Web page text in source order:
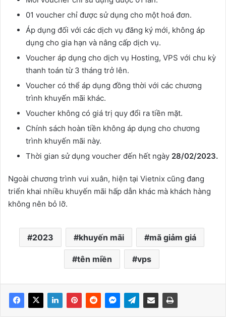
01 voucher chỉ được sử dụng cho một hoá đơn.
Áp dụng đối với các dịch vụ đăng ký mới, không áp
dụng cho gia hạn và nâng cấp dịch vụ.
Voucher áp dụng cho dịch vụ Hosting, VPS với chu kỳ
thanh toán từ 3 tháng trở lên.
Voucher có thể áp dụng đồng thời với các chương
trình khuyến mãi khác.
Voucher không có giá trị quy đổi ra tiền mặt.
Chính sách hoàn tiền không áp dụng cho chương
trình khuyến mãi này.
Thời gian sử dụng voucher đến hết ngày 28/02/2023.
Ngoài chương trình vui xuân, hiện tại Vietnix cũng đang
triển khai nhiều khuyến mãi hấp dẫn khác mà khách hàng
không nên bỏ lỡ.
2023 khuyến mãi mã giảm giá
tên miền vps